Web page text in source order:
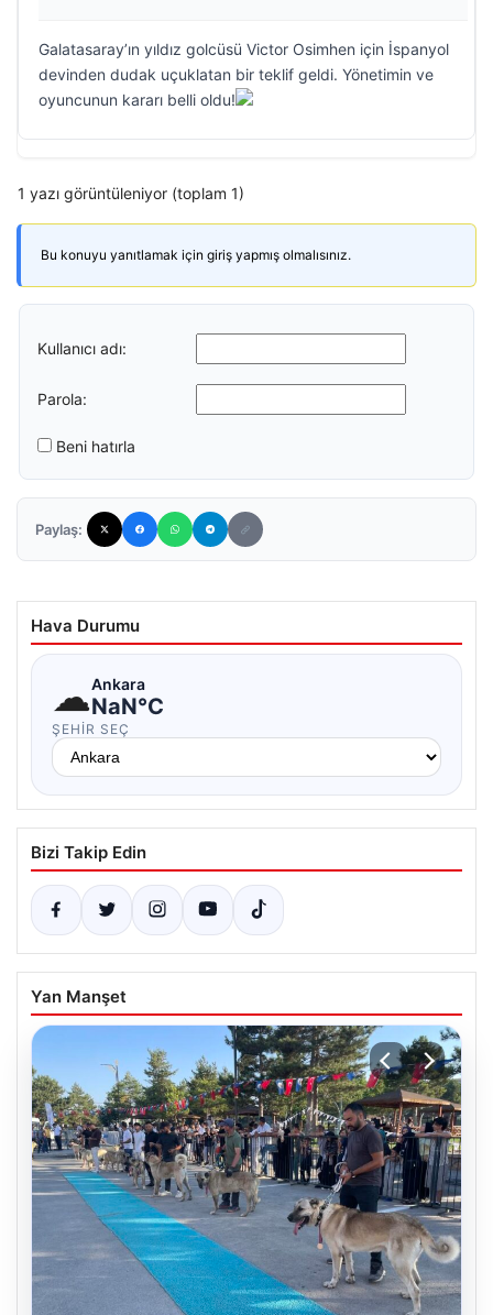
Galatasaray’ın yıldız golcüsü Victor Osimhen için İspanyol
devinden dudak uçuklatan bir teklif geldi. Yönetimin ve
oyuncunun kararı belli oldu!
1 yazı görüntüleniyor (toplam 1)
Bu konuyu yanıtlamak için giriş yapmış olmalısınız.
Kullanıcı adı:
Parola:
Beni hatırla
Paylaş:
Hava Durumu
☁Ankara
NaN°C
ŞEHIR SEÇ
Bizi Takip Edin
Yan Manşet